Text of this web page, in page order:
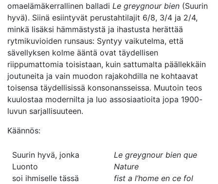
omaelämäkerrallinen balladi Le greygnour bien (Suurin
hyvä). Siinä esiintyvät perustahtilajit 6/8, 3/4 ja 2/4,
minkä lisäksi hämmästystä ja ihastusta herättää
rytmikuvioiden runsaus: Syntyy vaikutelma, että
sävellyksen kolme ääntä ovat täydellisen
riippumattomia toisistaan, kuin sattumalta päällekkäin
joutuneita ja vain muodon rajakohdilla ne kohtaavat
toisensa täydellisissä konsonansseissa. Muutoin teos
kuulostaa modernilta ja luo assosiaatioita jopa 1900-
luvun sarjallisuuteen.
Käännös:
Suurin hyvä, jonka
Luonto
soi ihmiselle tässä
Le greygnour bien que
Nature
fist a l’home en ce fol